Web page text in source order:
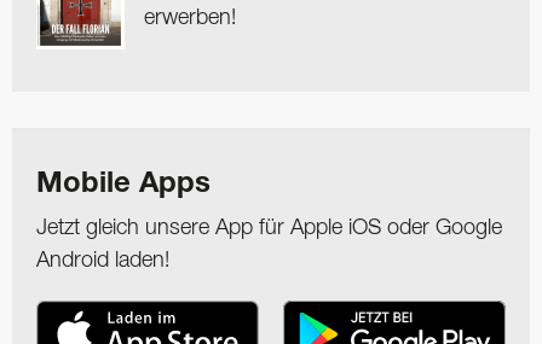
erwerben!
Mobile Apps
Jetzt gleich unsere App für Apple iOS oder Google
Android laden!